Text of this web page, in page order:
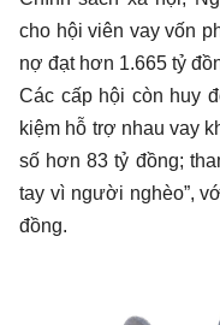
cho hội viên vay vốn
nợ đạt hơn 1.665 tỷ
Các cấp hội còn huy
kiệm hỗ trợ nhau vay
số hơn 83 tỷ đồng;
tay vì người nghèo”,
đồng.